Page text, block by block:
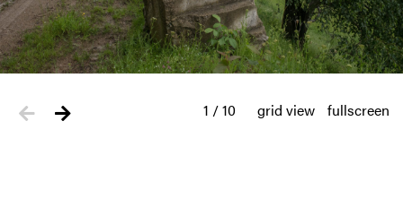
1 /10 grid view fullscreen